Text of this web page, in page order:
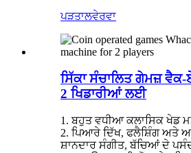
ਪੜਤਾਲਵੇਰਵਾ
ਸਿੱਕਾ ਸੰਚਾਲਿਤ ਗੇਮਜ਼
2 ਖਿਡਾਰੀਆਂ ਲਈ
1. ਬਹੁਤ ਵਧੀਆ ਕਲਾਸਿਕ ਖੇਡ
2. ਪਿਆਰੇ ਦਿੱਖ, ਫਲੈਸ਼ਿੰਗ ਅਤੇ
ਸ਼ਾਨਦਾਰ ਸੰਗੀਤ, ਬੱਚਿਆਂ ਦੇ